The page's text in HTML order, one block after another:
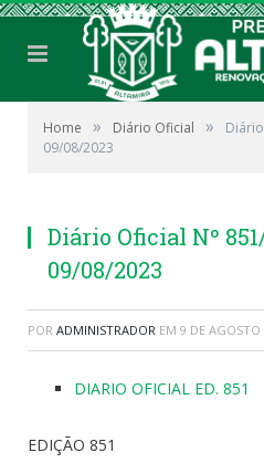
Home » Diário Oficial »
09/08/2023
Diário Oficial Nº
09/08/2023
POR ADMINISTRADOR EM 9 DE AGOSTO
DIARIO OFICIAL ED. 851
EDIÇÃO 851